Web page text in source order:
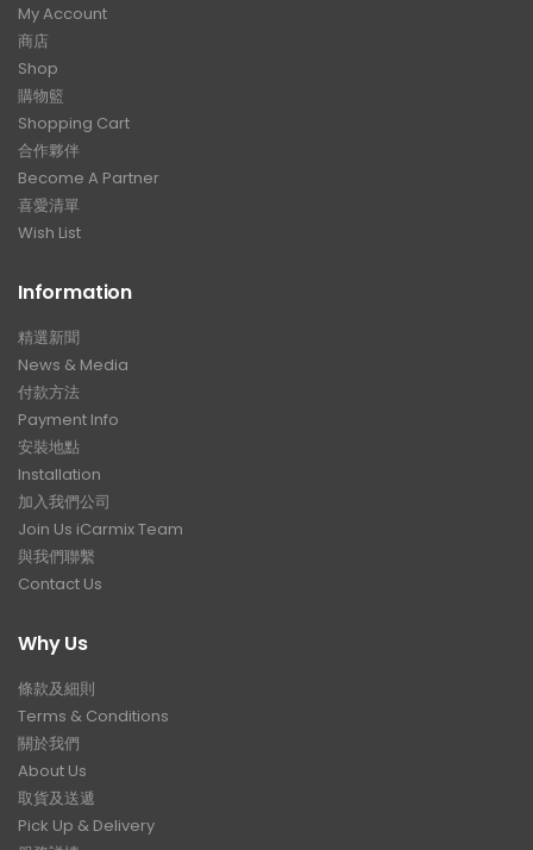
My Account
商店
Shop
購物籃
Shopping Cart
合作夥伴
Become A Partner
喜愛清單
Wish List
Information
精選新聞
News & Media
付款方法
Payment Info
安裝地點
Installation
加入我們公司
Join Us iCarmix Team
與我們聯繫
Contact Us
Why Us
條款及細則
Terms & Conditions
關於我們
About Us
取貨及送遞
Pick Up & Delivery